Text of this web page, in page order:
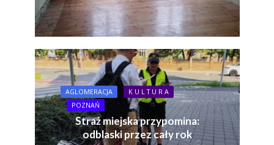
AGLOMERACJA
K U L T U R A
POZNAŃ
Straż miejska przypomina:
odblaski przez cały rok